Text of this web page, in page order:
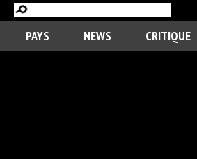
PAYS NEWS CRITIQUE